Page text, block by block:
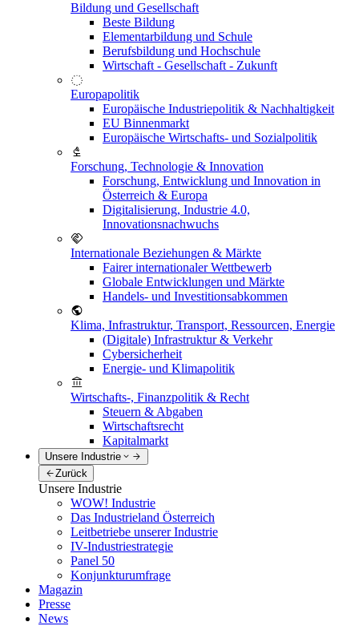
Bildung und Gesellschaft
Beste Bildung
Elementarbildung und Schule
Berufsbildung und Hochschule
Wirtschaft - Gesellschaft - Zukunft
Europapolitik
Europäische Industriepolitik & Nachhaltigkeit
EU Binnenmarkt
Europäische Wirtschafts- und Sozialpolitik
Forschung, Technologie & Innovation
Forschung, Entwicklung und Innovation in
Österreich & Europa
Digitalisierung, Industrie 4.0,
Innovationsnachwuchs
Internationale Beziehungen & Märkte
Fairer internationaler Wettbewerb
Globale Entwicklungen und Märkte
Handels- und Investitionsabkommen
Klima, Infrastruktur, Transport, Ressourcen, Energie
(Digitale) Infrastruktur & Verkehr
Cybersicherheit
Energie- und Klimapolitik
Wirtschafts-, Finanzpolitik & Recht
Steuern & Abgaben
Wirtschaftsrecht
Kapitalmarkt
Unsere Industrie
Zurück
Unsere Industrie
WOW! Industrie
Das Industrieland Österreich
Leitbetriebe unserer Industrie
IV-Industriestrategie
Panel 50
Konjunkturumfrage
Magazin
Presse
News